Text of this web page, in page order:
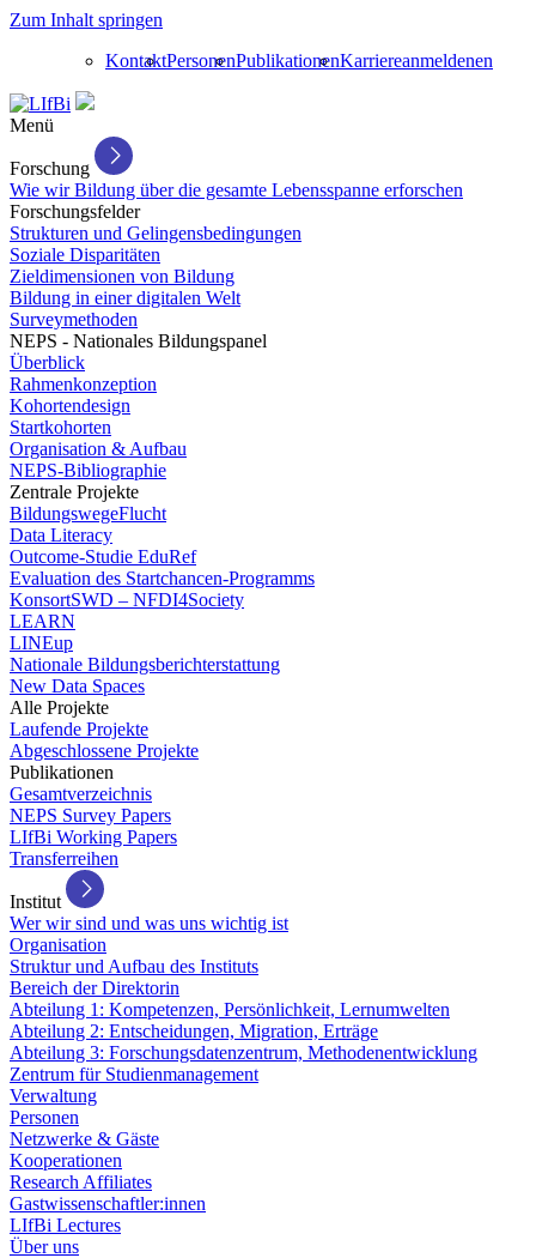
Zum Inhalt springen
KontaktPersonenPublikationenKarriereanmeldenen
Menü
Forschung
Wie wir Bildung über die gesamte Lebensspanne erforschen
Forschungsfelder
Strukturen und Gelingensbedingungen
Soziale Disparitäten
Zieldimensionen von Bildung
Bildung in einer digitalen Welt
Surveymethoden
NEPS - Nationales Bildungspanel
Überblick
Rahmenkonzeption
Kohortendesign
Startkohorten
Organisation & Aufbau
NEPS-Bibliographie
Zentrale Projekte
BildungswegeFlucht
Data Literacy
Outcome-Studie EduRef
Evaluation des Startchancen-Programms
KonsortSWD – NFDI4Society
LEARN
LINEup
Nationale Bildungsberichterstattung
New Data Spaces
Alle Projekte
Laufende Projekte
Abgeschlossene Projekte
Publikationen
Gesamtverzeichnis
NEPS Survey Papers
LIfBi Working Papers
Transferreihen
Institut
Wer wir sind und was uns wichtig ist
Organisation
Struktur und Aufbau des Instituts
Bereich der Direktorin
Abteilung 1: Kompetenzen, Persönlichkeit, Lernumwelten
Abteilung 2: Entscheidungen, Migration, Erträge
Abteilung 3: Forschungsdatenzentrum, Methodenentwicklung
Zentrum für Studienmanagement
Verwaltung
Personen
Netzwerke & Gäste
Kooperationen
Research Affiliates
Gastwissenschaftler:innen
LIfBi Lectures
Über uns